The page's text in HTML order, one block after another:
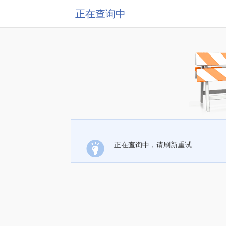
正在查询中
正在查询中，请刷新重试